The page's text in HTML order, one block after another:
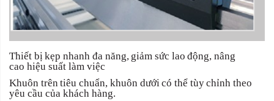
Thiết bị kẹp nhanh đa năng, giảm sức lao động, nâng
cao hiệu suất làm việc
Khuôn trên tiêu chuẩn, khuôn dướicó thể tùychỉnh theo
yêu cầu của khách hàng.